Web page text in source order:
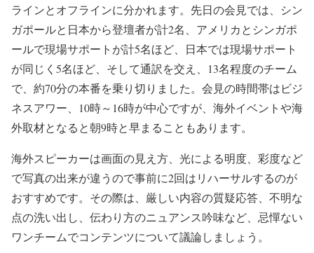
ラインとオフラインに分かれます。先日の会見では、シン
ガポールと日本から登壇者が計2名、アメリカとシンガポ
ールで現場サポートが計5名ほど、日本では現場サポート
が同じく5名ほど、そして通訳を交え、13名程度のチーム
で、約70分の本番を乗り切りました。会見の時間帯はビジ
ネスアワー、10時～16時が中心ですが、海外イベントや海
外取材となると朝9時と早まることもあります。
海外スピーカーは画面の見え方、光による明度、彩度など
で写真の出来が違うので事前に2回はリハーサルするのが
おすすめです。その際は、厳しい内容の質疑応答、不明な
点の洗い出し、伝わり方のニュアンス吟味など、忌憚ない
ワンチームでコンテンツについて議論しましょう。